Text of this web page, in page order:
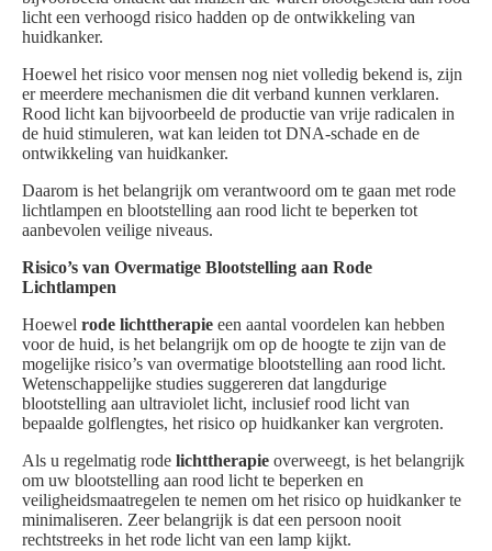
licht een verhoogd risico hadden op de ontwikkeling van
huidkanker.
Hoewel het risico voor mensen nog niet volledig bekend is, zijn
er meerdere mechanismen die dit verband kunnen verklaren.
Rood licht kan bijvoorbeeld de productie van vrije radicalen in
de huid stimuleren, wat kan leiden tot DNA-schade en de
ontwikkeling van huidkanker.
Daarom is het belangrijk om verantwoord om te gaan met rode
lichtlampen en blootstelling aan rood licht te beperken tot
aanbevolen veilige niveaus.
Risico’s van Overmatige Blootstelling aan Rode
Lichtlampen
Hoewel rode lichttherapie een aantal voordelen kan hebben
voor de huid, is het belangrijk om op de hoogte te zijn van de
mogelijke risico’s van overmatige blootstelling aan rood licht.
Wetenschappelijke studies suggereren dat langdurige
blootstelling aan ultraviolet licht, inclusief rood licht van
bepaalde golflengtes, het risico op huidkanker kan vergroten.
Als u regelmatig rode lichttherapie overweegt, is het belangrijk
om uw blootstelling aan rood licht te beperken en
veiligheidsmaatregelen te nemen om het risico op huidkanker te
minimaliseren. Zeer belangrijk is dat een persoon nooit
rechtstreeks in het rode licht van een lamp kijkt.